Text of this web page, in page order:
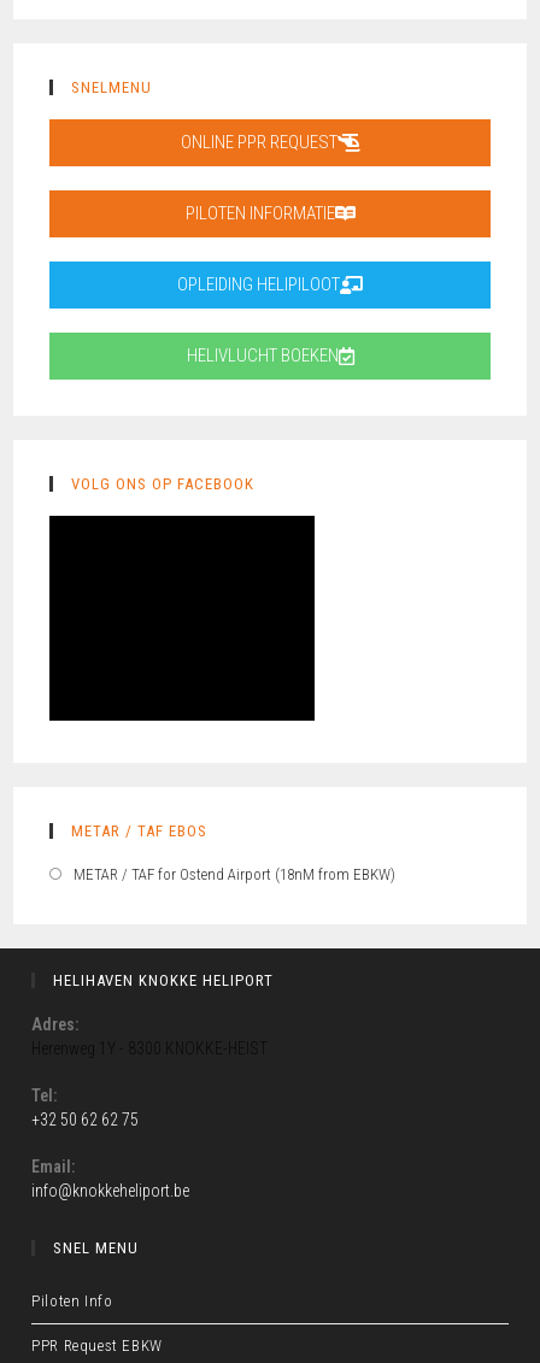
SNELMENU
ONLINE PPR REQUEST
PILOTEN INFORMATIE
OPLEIDING HELIPILOOT
HELIVLUCHT BOEKEN
VOLG ONS OP FACEBOOK
METAR / TAF EBOS
METAR / TAF for Ostend Airport (18nM from EBKW)
HELIHAVEN KNOKKE HELIPORT
Adres:
Herenweg 1Y - 8300 KNOKKE-HEIST
Tel:
+32 50 62 62 75
Email:
info@knokkeheliport.be
SNEL MENU
Piloten Info
PPR Request EBKW